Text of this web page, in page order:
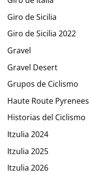
Giro de Sicilia
Giro de Sicilia 2022
Gravel
Gravel Desert
Grupos de Ciclismo
Haute Route Pyrenees
Historias del Ciclismo
Itzulia 2024
Itzulia 2025
Itzulia 2026